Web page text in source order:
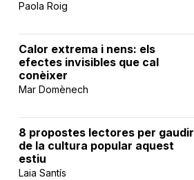
Paola Roig
Calor extrema i nens: els
efectes invisibles que cal
conèixer
Mar Domènech
8 propostes lectores per gaudir
de la cultura popular aquest
estiu
Laia Santís